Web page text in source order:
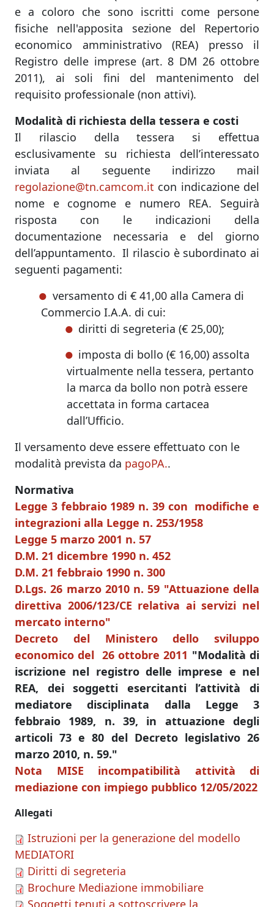
e a coloro che sono iscritti come persone
fisiche nell'apposita sezione del Repertorio
economico amministrativo (REA) presso il
Registro delle imprese (art. 8 DM 26 ottobre
2011), ai soli fini del mantenimento del
requisito professionale (non attivi).
Modalità di richiesta della tessera e costi
Il rilascio della tessera si effettua
esclusivamente su richiesta dell’interessato
inviata al seguente indirizzo mail
regolazione@tn.camcom.it con indicazione del
nome e cognome e numero REA. Seguirà
risposta con le indicazioni della
documentazione necessaria e del giorno
dell’appuntamento. Il rilascio è subordinato ai
seguenti pagamenti:
versamento di € 41,00 alla Camera di
Commercio I.A.A. di cui:
diritti di segreteria (€ 25,00);
imposta di bollo (€ 16,00) assolta
virtualmente nella tessera, pertanto
la marca da bollo non potrà essere
accettata in forma cartacea
dall’Ufficio.
Il versamento deve essere effettuato con le
modalità prevista da pagoPA..
Normativa
Legge 3 febbraio 1989 n. 39 con modifiche e
integrazioni alla Legge n. 253/1958
Legge 5 marzo 2001 n. 57
D.M. 21 dicembre 1990 n. 452
D.M. 21 febbraio 1990 n. 300
D.Lgs. 26 marzo 2010 n. 59 "Attuazione della
direttiva 2006/123/CE relativa ai servizi nel
mercato interno"
Decreto del Ministero dello sviluppo
economico del 26 ottobre 2011 "Modalità di
iscrizione nel registro delle imprese e nel
REA, dei soggetti esercitanti l’attività di
mediatore disciplinata dalla Legge 3
febbraio 1989, n. 39, in attuazione degli
articoli 73 e 80 del Decreto legislativo 26
marzo 2010, n. 59."
Nota MISE incompatibilità attività di
mediazione con impiego pubblico 12/05/2022
Allegati
Istruzioni per la generazione del modello
MEDIATORI
Diritti di segreteria
Brochure Mediazione immobiliare